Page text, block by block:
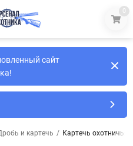
0
сайт
и картечь / Картечь охотничья